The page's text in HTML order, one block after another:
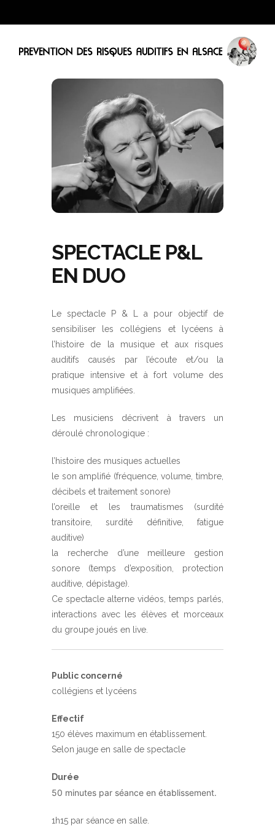
SPECTACLE P&L
EN DUO
Le spectacle P & L a pour objectif de
sensibiliser les collégiens et lycéens à
l’histoire de la musique et aux risques
auditifs causés par l’écoute et/ou la
pratique intensive et à fort volume des
musiques amplifiées.
Les musiciens décrivent à travers un
déroulé chronologique :
l’histoire des musiques actuelles
le son amplifié (fréquence, volume, timbre,
décibels et traitement sonore)
l’oreille et les traumatismes (surdité
transitoire, surdité définitive, fatigue
auditive)
la recherche d’une meilleure gestion
sonore (temps d’exposition, protection
auditive, dépistage).
Ce spectacle alterne vidéos, temps parlés,
interactions avec les élèves et morceaux
du groupe joués en live.
Public concerné
collégiens et lycéens
Effectif
150 élèves maximum en établissement.
Selon jauge en salle de spectacle
Durée
50 minutes par séance en établissement.
1h15 par séance en salle.